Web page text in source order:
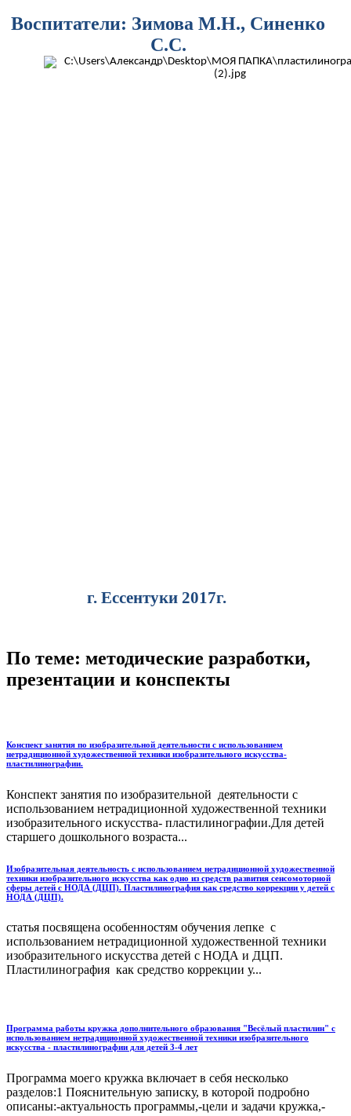
Воспитатели: Зимова М.Н., Синенко
С.С.
г. Ессентуки 2017г.
По теме: методические разработки,
презентации и конспекты
Конспект занятия по изобразительной деятельности с использованием
нетрадиционной художественной техники изобразительного искусства-
пластилинографии.
Конспект занятия по изобразительной деятельности с
использованием нетрадиционной художественной техники
изобразительного искусства- пластилинографии.Для детей
старшего дошкольного возраста...
Изобразительная деятельность с использованием нетрадиционной художественной
техники изобразительного искусства как одно из средств развития сенсомоторной
сферы детей с НОДА (ДЦП). Пластилинография как средство коррекции у детей с
НОДА (ДЦП).
статья посвящена особенностям обучения лепке с
использованием нетрадиционной художественной техники
изобразительного искусства детей с НОДА и ДЦП.
Пластилинография как средство коррекции у...
Программа работы кружка дополнительного образования "Весёлый пластилин" с
использованием нетрадиционной художественной техники изобразительного
искусства - пластилинографии для детей 3-4 лет
Программа моего кружка включает в себя несколько
разделов:1 Пояснительную записку, в которой подробно
описаны:-актуальность программы,-цели и задачи кружка,-